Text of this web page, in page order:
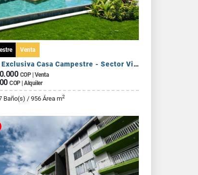
Venta
Se Vende Exclusiva Casa Campestre - Sector Via Armenia Calarca
COP | Venta
COP | Alquiler
Baño(s) / 956 Área m2